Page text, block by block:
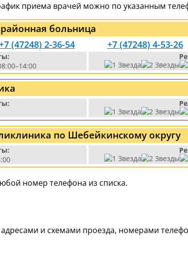
приема врачей можно по указанным
больница
(47248) 2-36-54 +7 (47248) 4-53-26
по Шебейкинскому округу
номер телефона из списка.
и схемами проезда, номерами